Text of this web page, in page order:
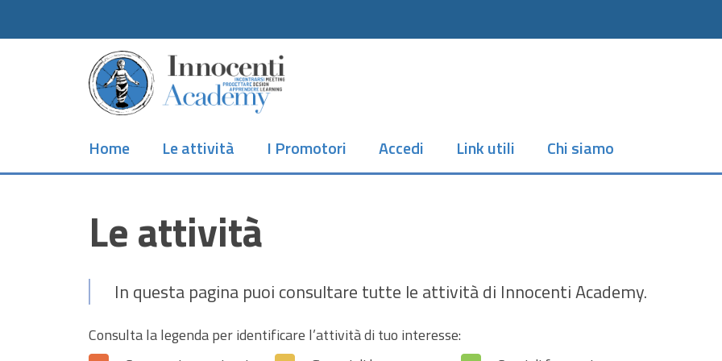
Home
Le attività I Promotori Accedi Link utili Chi siamo
Le attività
In questa pagina puoi consultare tutte le attività di Innocenti Academy.
Consulta la legenda per identificare l’attività di tuo interesse: